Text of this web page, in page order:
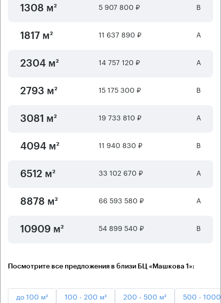
1308 м² 5 907 800 ₽ B
1817 м² 11 637 890 ₽ А
2304 м² 14 757 120 ₽ А
2793 м² 15 175 300 ₽ B
3081 м² 19 733 810 ₽ А
4094 м² 11 940 830 ₽ B
6512 м² 33 102 670 ₽ А
8878 м² 66 593 580 ₽ А
10909 м² 54 899 540 ₽ B
Посмотрите все предложения в близи БЦ «Машкова 1»:
до 100 м² 100 - 200 м² 200 - 500 м² 500 -